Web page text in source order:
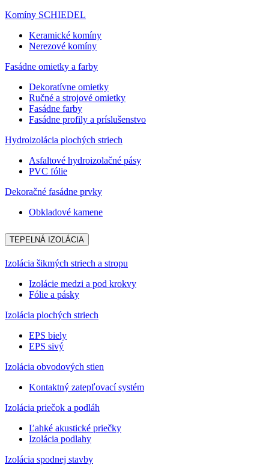
Komíny SCHIEDEL
Keramické komíny
Nerezové komíny
Fasádne omietky a farby
Dekoratívne omietky
Ručné a strojové omietky
Fasádne farby
Fasádne profily a príslušenstvo
Hydroizolácia plochých striech
Asfaltové hydroizolačné pásy
PVC fólie
Dekoračné fasádne prvky
Obkladové kamene
TEPELNÁ IZOLÁCIA
Izolácia šikmých striech a stropu
Izolácie medzi a pod krokvy
Fólie a pásky
Izolácia plochých striech
EPS biely
EPS sivý
Izolácia obvodových stien
Kontaktný zatepľovací systém
Izolácia priečok a podláh
Ľahké akustické priečky
Izolácia podlahy
Izolácia spodnej stavby